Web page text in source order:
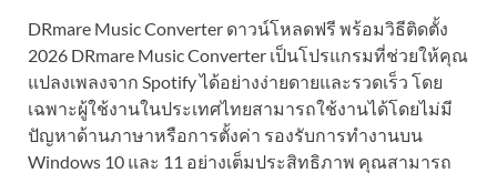
DRmare Music Converter ดาวน์โหลดฟรี พร้อมวิธีติดตั้ง
2026 DRmare Music Converter เป็นโปรแกรมที่ช่วยให้คุณ
แปลงเพลงจาก Spotify ได้อย่างง่ายดายและรวดเร็ว โดย
เฉพาะผู้ใช้งานในประเทศไทยสามารถใช้งานได้โดยไม่มี
ปัญหาด้านภาษาหรือการตั้งค่า รองรับการทำงานบน
Windows 10 และ 11 อย่างเต็มประสิทธิภาพ คุณสามารถ